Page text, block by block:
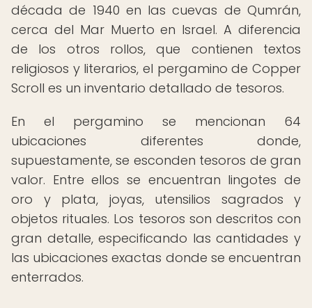
década de 1940 en las cuevas de Qumrán,
cerca del Mar Muerto en Israel. A diferencia
de los otros rollos, que contienen textos
religiosos y literarios, el pergamino de Copper
Scroll es un inventario detallado de tesoros.
En el pergamino se mencionan 64
ubicaciones diferentes donde,
supuestamente, se esconden tesoros de gran
valor. Entre ellos se encuentran lingotes de
oro y plata, joyas, utensilios sagrados y
objetos rituales. Los tesoros son descritos con
gran detalle, especificando las cantidades y
las ubicaciones exactas donde se encuentran
enterrados.